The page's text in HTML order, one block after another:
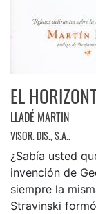
EL
LLADÉ MARTIN
VISOR. DIS., S.A..
¿Sabía usted
invención de
siempre la
Stravinski